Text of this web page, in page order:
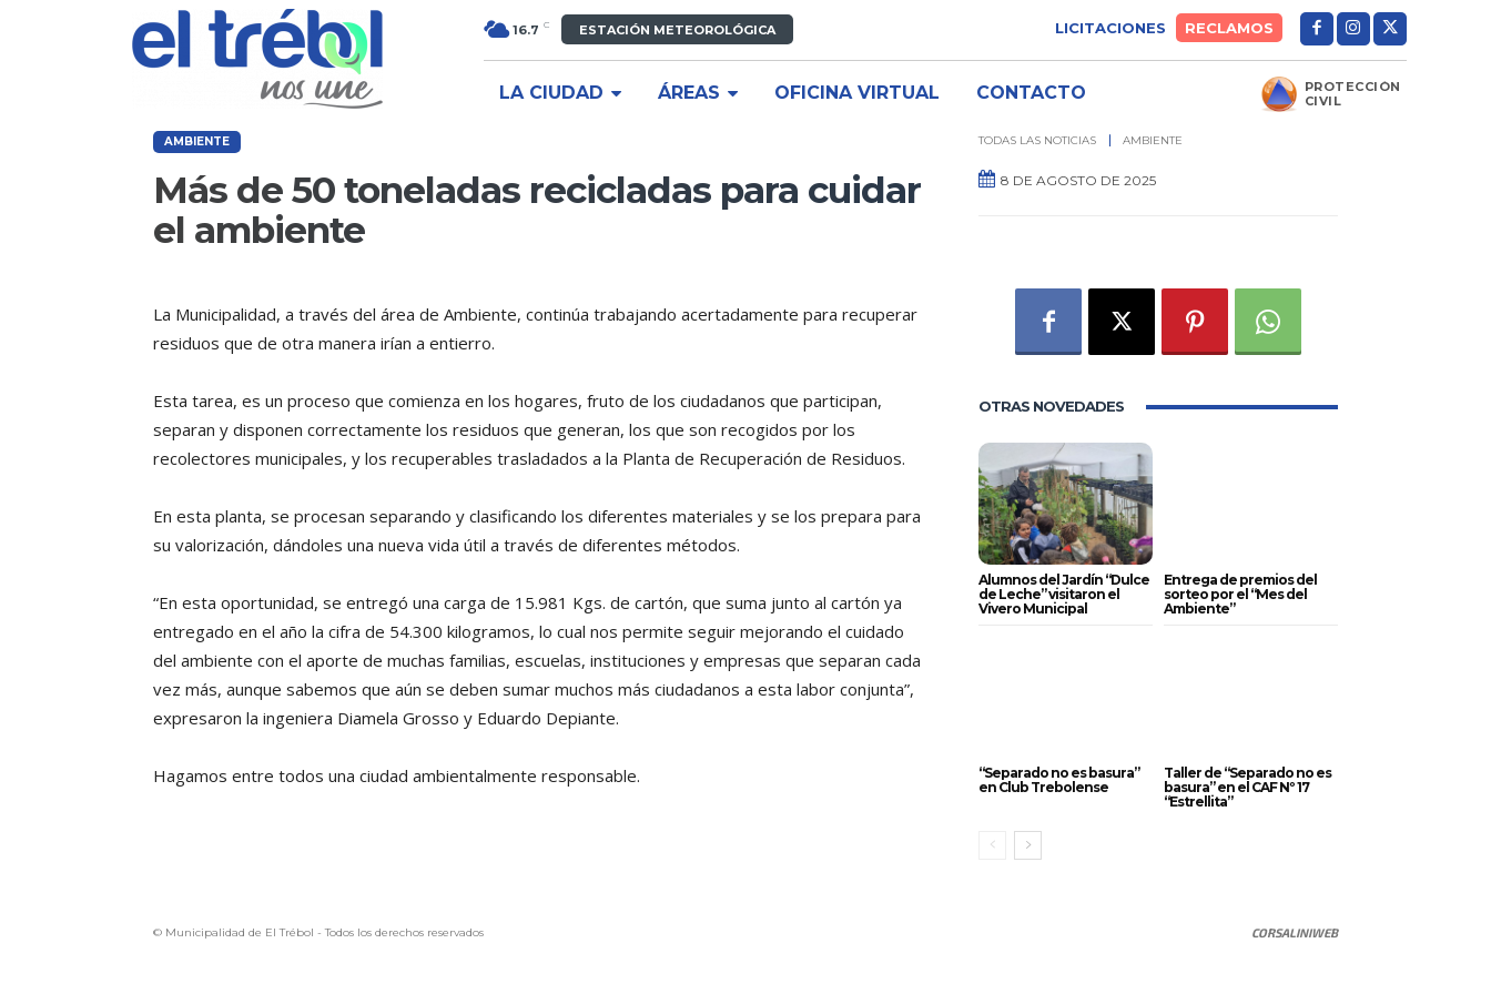
16.7 C ESTACIÓN METEOROLÓGICA LICITACIONES RECLAMOS
LA CIUDAD ÁREAS OFICINA VIRTUAL CONTACTO
PROTECCIÓN
CIVIL
AMBIENTE
Más de 50 toneladas recicladas para cuidar
el ambiente
La Municipalidad, a través del área de Ambiente, continúa trabajando acertadamente para recuperar
residuos que de otra manera irían a entierro.
Esta tarea, es un proceso que comienza en los hogares, fruto de los ciudadanos que participan,
separan y disponen correctamente los residuos que generan, los que son recogidos por los
recolectores municipales, y los recuperables trasladados a la Planta de Recuperación de Residuos.
En esta planta, se procesan separando y clasificando los diferentes materiales y se los prepara para
su valorización, dándoles una nueva vida útil a través de diferentes métodos.
“En esta oportunidad, se entregó una carga de 15.981 Kgs. de cartón, que suma junto al cartón ya
entregado en el año la cifra de 54.300 kilogramos, lo cual nos permite seguir mejorando el cuidado
del ambiente con el aporte de muchas familias, escuelas, instituciones y empresas que separan cada
vez más, aunque sabemos que aún se deben sumar muchos más ciudadanos a esta labor conjunta”,
expresaron la ingeniera Diamela Grosso y Eduardo Depiante.
Hagamos entre todos una ciudad ambientalmente responsable.
TODAS LAS NOTICIAS AMBIENTE
8 DE AGOSTO DE 2025
OTRAS NOVEDADES
Alumnos del Jardín “Dulce
de Leche” visitaron el
Vivero Municipal
Entrega de premios del
sorteo por el “Mes del
Ambiente”
“Separado no es basura”
en Club Trebolense
Taller de “Separado no es
basura” en el CAF Nº 17
“Estrellita”
CORSALINIWEB
© Municipalidad de El Trébol - Todos los derechos reservados